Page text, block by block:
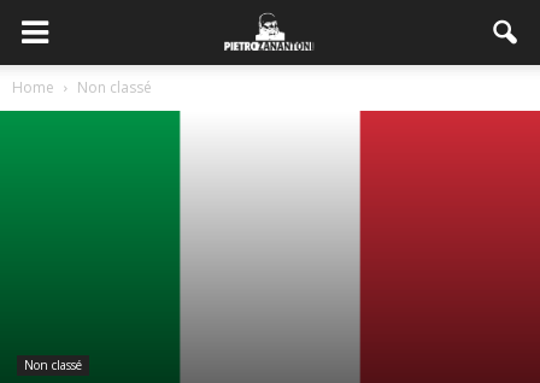
Home Non classé
Non classé